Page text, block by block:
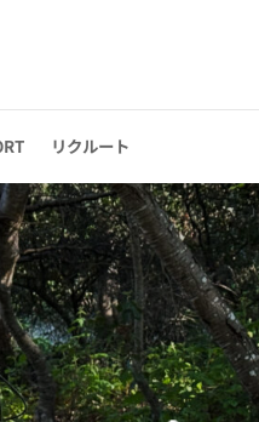
リクルート